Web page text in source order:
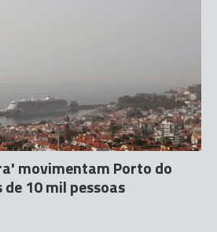
movimentam Porto do
10 mil pessoas